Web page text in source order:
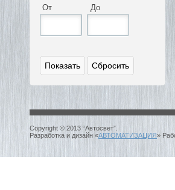
От До
Copyright © 2013 “Автосвет”.
Разработка и дизайн «АВТОМАТИЗАЦИЯ»